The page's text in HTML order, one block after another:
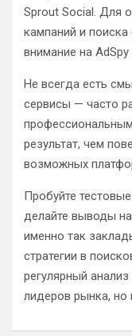
Sprout Social. Для
кампаний и поиска
внимание на AdSpy
Не всегда есть
сервисы — часто
результат, чем
возможных
Пробуйте
делайте выводы
именно так
стратегии в
регулярный
лидеров рынка, но